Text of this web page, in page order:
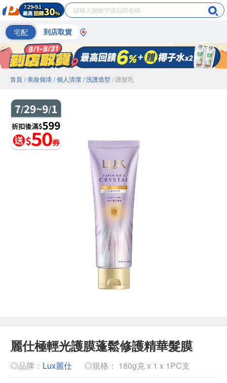
宅配 到店取貨
首頁 / 美妝個清 / 個人清潔 / 洗護造型 / 護髮乳
麗仕極輕光護膜蓬鬆修護精華髮膜
◎品牌： Lux麗仕 ◎規格： 180g克 x 1 x 1PC支